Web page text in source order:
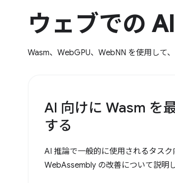
ウェブでの
Wasm、WebGPU、WebNN を使用して
AI 向けに Wasm を
する
AI 推論で一般的に使用されるタスク
WebAssembly の改善について説明し